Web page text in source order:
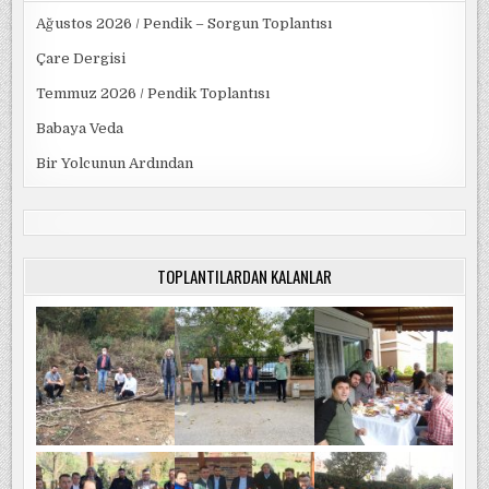
Ağustos 2026 / Pendik – Sorgun Toplantısı
Çare Dergisi
Temmuz 2026 / Pendik Toplantısı
Babaya Veda
Bir Yolcunun Ardından
TOPLANTILARDAN KALANLAR